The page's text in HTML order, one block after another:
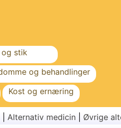
og stik
og behandlinger
Kost og ernæring
Alternativ medicin Øvrige